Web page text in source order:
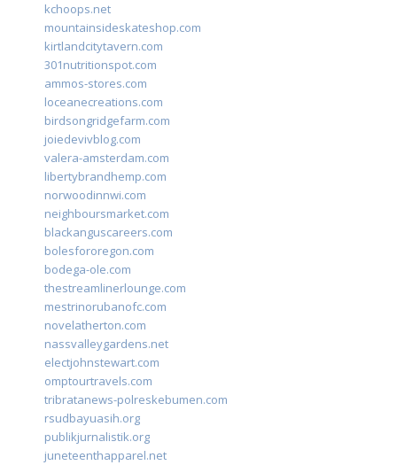
kchoops.net
mountainsideskateshop.com
kirtlandcitytavern.com
301nutritionspot.com
ammos-stores.com
loceanecreations.com
birdsongridgefarm.com
joiedevivblog.com
valera-amsterdam.com
libertybrandhemp.com
norwoodinnwi.com
neighboursmarket.com
blackanguscareers.com
bolesfororegon.com
bodega-ole.com
thestreamlinerlounge.com
mestrinorubanofc.com
novelatherton.com
nassvalleygardens.net
electjohnstewart.com
omptourtravels.com
tribratanews-polreskebumen.com
rsudbayuasih.org
publikjurnalistik.org
juneteenthapparel.net